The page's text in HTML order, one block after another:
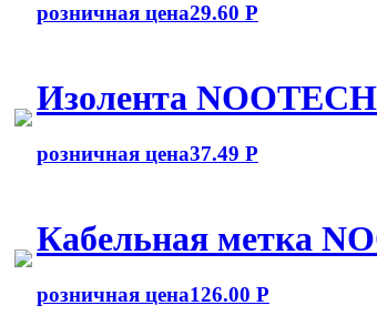
розничная цена29.60 Р
Изолента
розничная цена37.49 Р
Кабельная метка
розничная цена126.00 Р